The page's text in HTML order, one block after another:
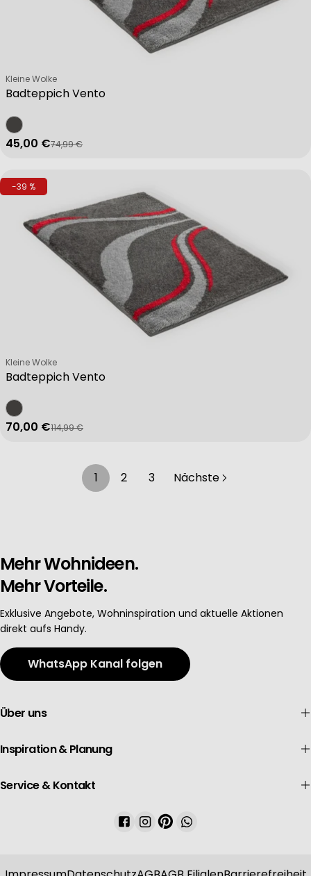
Badteppich Vento
Verkäufer:
Kleine Wolke
Verkaufspreis
45,00 €
Regulärer Preis
74,99 €
-39 %
Badteppich Vento
Verkäufer:
Kleine Wolke
Verkaufspreis
70,00 €
Regulärer Preis
114,99 €
1 2 3 Nächste
Mehr Wohnideen.
Mehr Vorteile.
Exklusive Angebote, Wohninspiration und aktuelle Aktionen
direkt aufs Handy.
WhatsApp Kanal folgen
Über uns
Inspiration & Planung
Service & Kontakt
Facebook
Instagram
PinterestWhatsApp